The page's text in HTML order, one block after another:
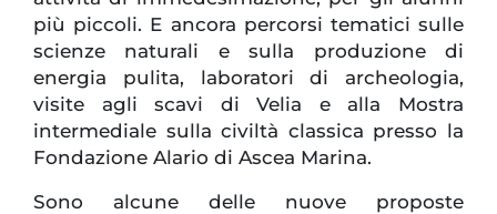
più piccoli. E ancora percorsi tematici sulle
scienze naturali e sulla produzione di
energia pulita, laboratori di archeologia,
visite agli scavi di Velia e alla Mostra
intermediale sulla civiltà classica presso la
Fondazione Alario di Ascea Marina.
Sono alcune delle nuove proposte